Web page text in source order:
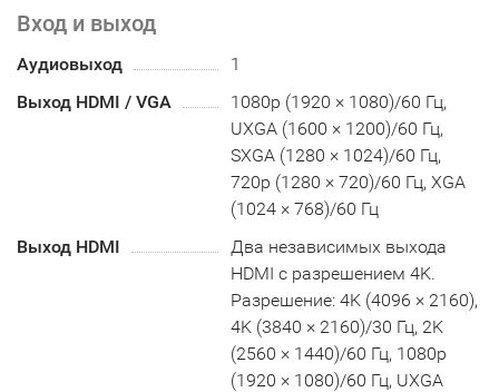
Вход и выход
Аудиовыход
1
Выход HDMI / VGA
1080p (1920 × 1080)/60 Гц,
UXGA (1600 × 1200)/60 Гц,
SXGA (1280 × 1024)/60 Гц,
720p (1280 × 720)/60 Гц, XGA
(1024 × 768)/60 Гц
Выход HDMI
Два независимых выхода
HDMI с разрешением 4K.
Разрешение: 4K (4096 × 2160),
4K (3840 × 2160)/30 Гц, 2K
(2560 × 1440)/60 Гц, 1080p
(1920 × 1080)/60 Гц, UXGA